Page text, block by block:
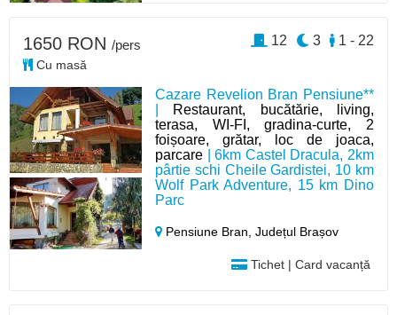
Cazare Revelion Bran Pensiune**
Restaurant, bucătărie, living,
terasa, WI-FI, gradina-curte, 2
foișoare, grătar, loc de joaca,
parcare | 6km Castel Dracula, 2km
pârtie schi Cheile Gardistei, 10 km
Wolf Park Adventure, 15 km Dino
Parc
Pensiune Bran,Județul Brașov
Tichet | Card vacanță
1650 RON /pers
Cu masă
1 - 22
3
12